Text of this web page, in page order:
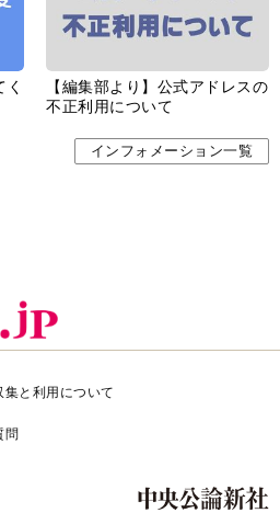
【編集部より】公式アドレスの
不正利用について
インフォメーション一覧
と利用について
問